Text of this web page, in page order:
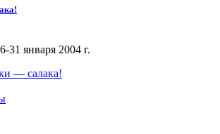
31 января 2004 г.
— салака!